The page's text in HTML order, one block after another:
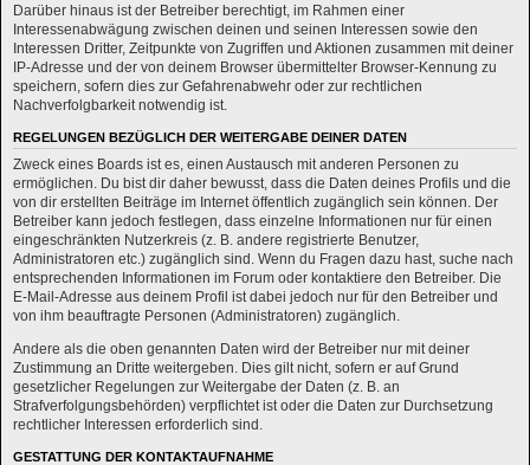
Darüber hinaus ist der Betreiber berechtigt, im Rahmen einer
Interessenabwägung zwischen deinen und seinen Interessen sowie den
Interessen Dritter, Zeitpunkte von Zugriffen und Aktionen zusammen mit deiner
IP-Adresse und der von deinem Browser übermittelter Browser-Kennung zu
speichern, sofern dies zur Gefahrenabwehr oder zur rechtlichen
Nachverfolgbarkeit notwendig ist.
REGELUNGEN BEZÜGLICH DER WEITERGABE DEINER DATEN
Zweck eines Boards ist es, einen Austausch mit anderen Personen zu
ermöglichen. Du bist dir daher bewusst, dass die Daten deines Profils und die
von dir erstellten Beiträge im Internet öffentlich zugänglich sein können. Der
Betreiber kann jedoch festlegen, dass einzelne Informationen nur für einen
eingeschränkten Nutzerkreis (z. B. andere registrierte Benutzer,
Administratoren etc.) zugänglich sind. Wenn du Fragen dazu hast, suche nach
entsprechenden Informationen im Forum oder kontaktiere den Betreiber. Die
E-Mail-Adresse aus deinem Profil ist dabei jedoch nur für den Betreiber und
von ihm beauftragte Personen (Administratoren) zugänglich.
Andere als die oben genannten Daten wird der Betreiber nur mit deiner
Zustimmung an Dritte weitergeben. Dies gilt nicht, sofern er auf Grund
gesetzlicher Regelungen zur Weitergabe der Daten (z. B. an
Strafverfolgungsbehörden) verpflichtet ist oder die Daten zur Durchsetzung
rechtlicher Interessen erforderlich sind.
GESTATTUNG DER KONTAKTAUFNAHME